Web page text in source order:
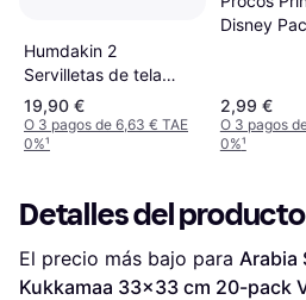
Humdakin 2
Servilletas de tela
40x40 cm Green
seaweed
19,90 €
O 3 pagos de 6,63 € TAE
0%¹
Disney
2,99 €
O 3 pagos
0%¹
Detalles del producto
El precio más bajo para Arabia
Kukkamaa 33x33 cm 20-pack